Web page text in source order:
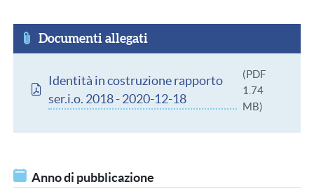
Documenti allegati
Documento
Identità in costruzione rapporto
ser.i.o. 2018 - 2020-12-18
(PDF
1.74
MB)
Anno di pubblicazione